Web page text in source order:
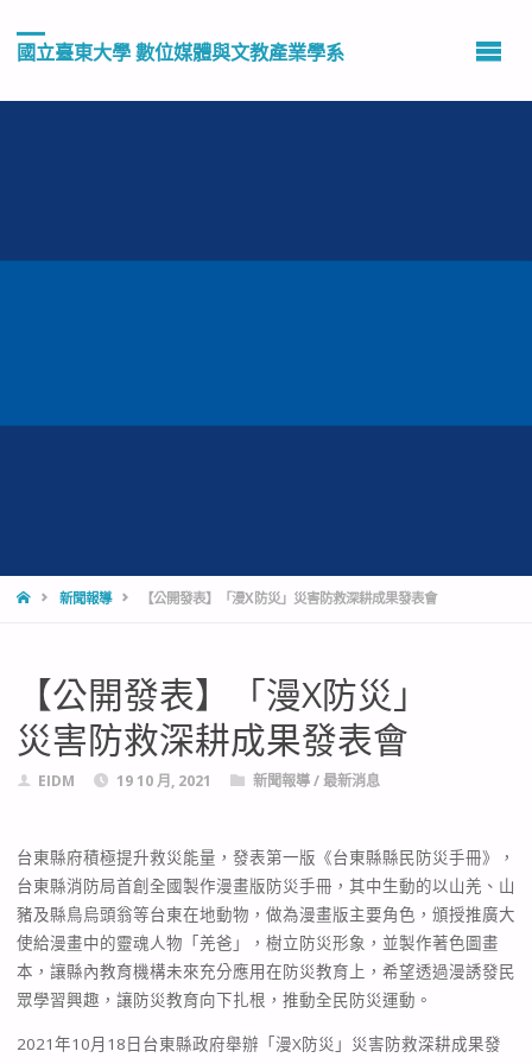
國立臺東大學 數位媒體與文教產業學系
HOME新聞報導 【公開發表】「漫X防災」災害防救深耕成果發表會
【公開發表】「漫X防災」
災害防救深耕成果發表會
EIDM 19 10 月, 2021 新聞報導/最新消息
台東縣府積極提升救災能量，發表第一版《台東縣縣民防災手冊》，
台東縣消防局首創全國製作漫畫版防災手冊，其中生動的以山羌、山
豬及縣鳥烏頭翁等台東在地動物，做為漫畫版主要角色，頒授推廣大
使給漫畫中的靈魂人物「羌爸」，樹立防災形象，並製作著色圖畫
本，讓縣內教育機構未來充分應用在防災教育上，希望透過漫誘發民
眾學習興趣，讓防災教育向下扎根，推動全民防災運動。
2021年10月18日台東縣政府舉辦「漫X防災」災害防救深耕成果發